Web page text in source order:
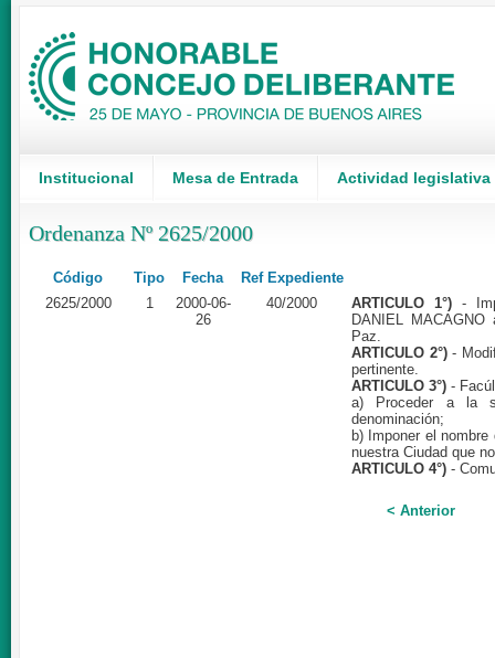
Institucional Mesa de Entrada Actividad legislativa
Ordenanza Nº 2625/2000
Código Tipo Fecha
Ref Expediente
2625/2000
1
2000-06-
26
40/2000 ARTICULO 1°) -
DANIEL
Paz.
ARTICULO 2°)-
pertinente.
ARTICULO 3°) -
a) Proceder a la
denominación;
b) Imponer el
nuestra Ciudad que
ARTICULO 4°) -
< Anterior